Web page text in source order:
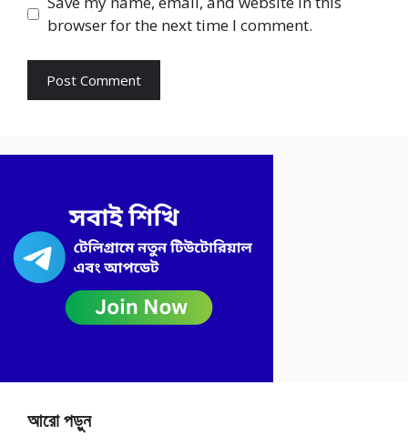
browser for the next time I comment.
আরো পড়ুন